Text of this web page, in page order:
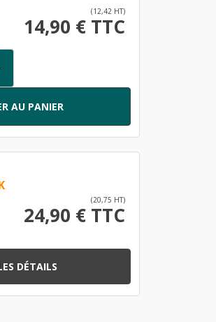
(12,42 HT)
14,90 € TTC
AU PANIER
(20,75 HT)
24,90 € TTC
DÉTAILS